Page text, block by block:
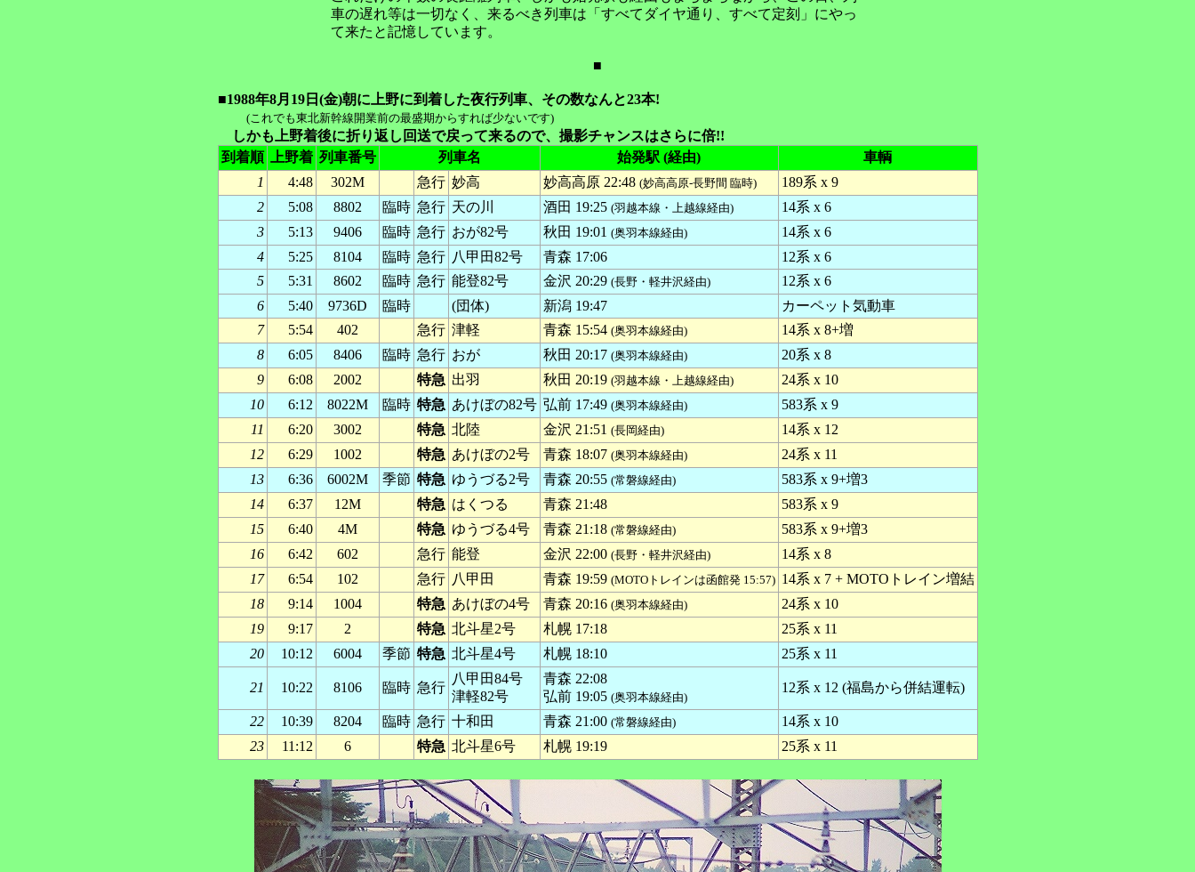
車の遅れ等は一切なく、来るべき列車は「すべてダイヤ通り、すべて定刻」にやっ
て来たと記憶しています。
■
■1988年8月19日(金)朝に上野に到着した夜行列車、その数なんと23本!
(これでも東北新幹線開業前の最盛期からすれば少ないです)
しかも上野着後に折り返し回送で戻って来るので、撮影チャンスはさらに倍!!
到着順
上野着 列車番号 列車名 始発駅 (経由)
車輌
1
4:48 302M 急行 妙高 妙高高原 22:48 (妙高高原-長野間 臨時)
189系 x 9
2
5:08 8802 臨時 急行 天の川 酒田 19:25 (羽越本線・上越線経由)
14系 x 6
3
5:13 9406 臨時 急行 おが82号 秋田 19:01 (奥羽本線経由)
14系 x 6
4
5:25 8104 臨時 急行 八甲田82号 青森 17:06
12系 x 6
5
5:31 8602 臨時 急行 能登82号 金沢 20:29 (長野・軽井沢経由)
12系 x 6
6
5:40 9736D 臨時 (団体) 新潟 19:47
カーペット気動車
7
5:54 402 急行 津軽 青森 15:54 (奥羽本線経由)
14系 x 8+増
8
6:05 8406 臨時 急行 おが 秋田 20:17 (奥羽本線経由)
20系 x 8
9
6:08 2002 特急 出羽 秋田 20:19 (羽越本線・上越線経由)
24系 x 10
10
6:12 8022M 臨時 特急 あけぼの82号 弘前 17:49 (奥羽本線経由)
583系 x 9
11
6:20 3002 特急 北陸 金沢 21:51 (長岡経由)
14系 x 12
12
6:29 1002 特急 あけぼの2号 青森 18:07 (奥羽本線経由)
24系 x 11
13
6:36 6002M 季節 特急 ゆうづる2号 青森 20:55 (常磐線経由)
583系 x 9+増3
14
6:37 12M 特急 はくつる 青森 21:48
583系 x 9
15
6:40 4M 特急 ゆうづる4号 青森 21:18 (常磐線経由)
583系 x 9+増3
16
6:42 602 急行 能登 金沢 22:00 (長野・軽井沢経由)
14系 x 8
17
6:54 102 急行 八甲田 青森 19:59 (MOTOトレインは函館発 15:57) 14系 x 7 + MOTOトレイン増結
18
9:14 1004 特急 あけぼの4号 青森 20:16 (奥羽本線経由)
24系 x 10
19
9:17 2 特急 北斗星2号 札幌 17:18
25系 x 11
20
10:12 6004 季節 特急 北斗星4号 札幌 18:10 25系 x 11
21 10:22 8106 臨時 急行
八甲田84号
津軽82号
青森 22:08
弘前 19:05 (奥羽本線経由)
12系 x 12 (福島から併結運転)
22 10:39 8204 臨時 急行 十和田 青森 21:00 (常磐線経由)
14系 x 10
23
11:12 6 特急 北斗星6号 札幌 19:19 25系 x 11